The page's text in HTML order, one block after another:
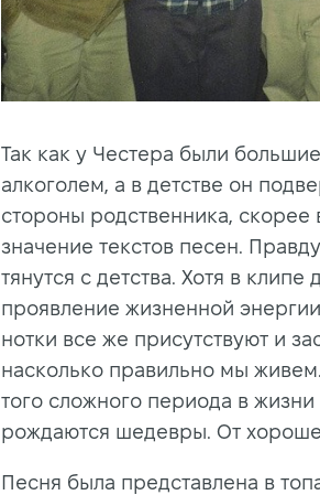
Так как у Честера были
алкоголем, а в детстве он
стороны родственника, скорее
значение текстов песен.
тянутся с детства. Хотя в
проявление жизненной
нотки все же присутствуют и
насколько правильно мы
того сложного периода в
рождаются шедевры. От
Песня была представлена в